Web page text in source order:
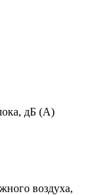
дБ (А)
воздуха,